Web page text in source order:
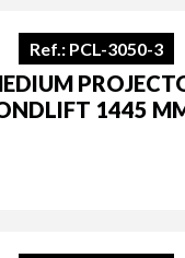
Ref.: PCL-3050-3
1445